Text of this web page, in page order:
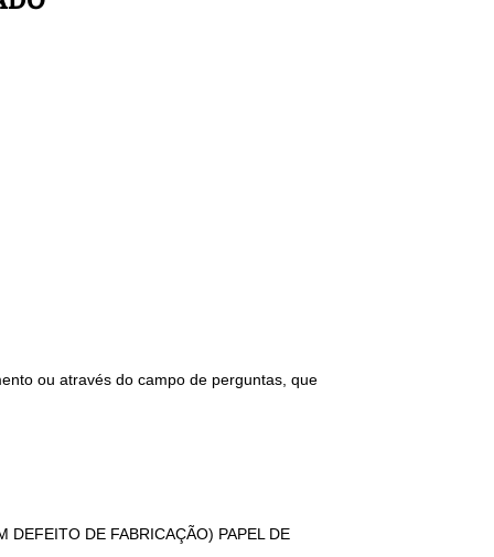
ou através do campo de perguntas, que
DEFEITO DE FABRICAÇÃO) PAPEL DE